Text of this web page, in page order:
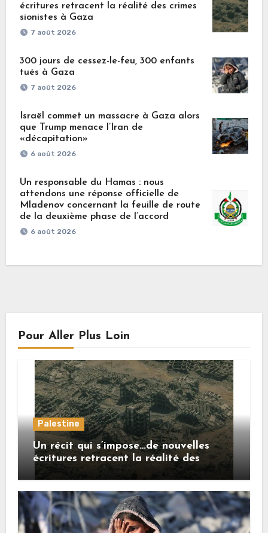
écritures retracent la réalité des crimes
sionistes à Gaza
7 août 2026
300 jours de cessez-le-feu, 300 enfants
tués à Gaza
7 août 2026
Israël commet un massacre à Gaza alors
que Trump menace l’Iran de
«décapitation»
6 août 2026
Un responsable du Hamas : nous
attendons une réponse officielle de
Mladenov concernant la feuille de route
de la deuxième phase de l’accord
6 août 2026
Pour Aller Plus Loin
Palestine
Un récit qui s’impose…de nouvelles
écritures retracent la réalité des
crimes sionistes à Gaza